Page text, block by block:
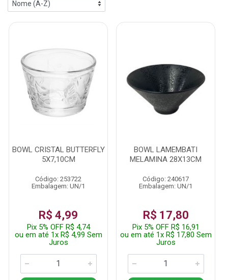
BOWL CRISTAL BUTTERFLY
5X7,10CM
Código: 253722
Embalagem: UN/1
R$ 4,99
Pix 5% OFF R$ 4,74
ou em até 1x R$ 4,99 Sem
Juros
BOWL LAMEMBATI
MELAMINA 28X13CM
Código: 240617
Embalagem: UN/1
R$ 17,80
Pix 5% OFF R$ 16,91
ou em até 1x R$ 17,80 Sem
Juros